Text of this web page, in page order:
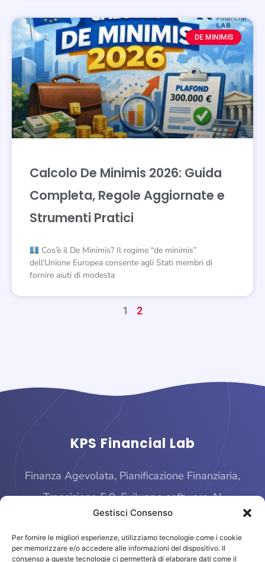
Gestisci Consenso
Per fornire le migliori esperienze, utilizziamo tecnologie come i cookie
per memorizzare e/o accedere alle informazioni del dispositivo. Il
consenso a queste tecnologie ci permetterà di elaborare dati come il
DE MINIMIS
Calcolo De Minimis 2026: Guida
Completa, Regole Aggiornate e
Strumenti Pratici
Cos’è il De Minimis? Il regime “de minimis”
dell’Unione Europea consente agli Stati membri di
fornire aiuti di modesta
1 2
KPS Financial Lab
Finanza Agevolata, Pianificazione Finanziaria,
Transizione 5.0, Sviluppo software AI